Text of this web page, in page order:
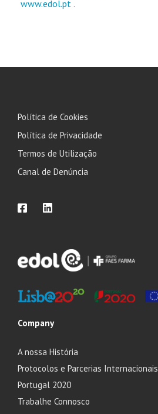
www.edol.pt .
Política de Cookies
Política de Privacidade
Termos de Utilização
Canal de Denúncia
Company
A nossa História
Protocolos e Parcerias Internacionais
Portugal 2020
Trabalhe Connosco